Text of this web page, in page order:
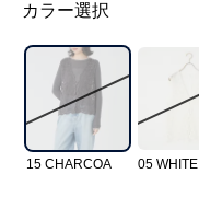
カラー選択
15 CHARCOA 05 WHITE